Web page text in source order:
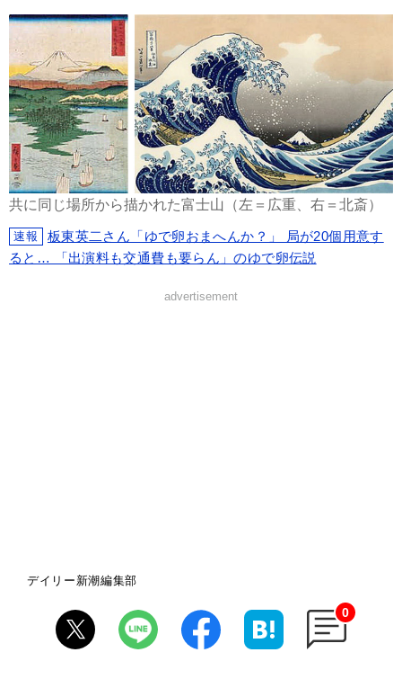
共に同じ場所から描かれた富士山（左＝広重、右＝北斎）
速報
板東英二さん「ゆで卵おまへんか？」 局が20個用意す
ると… 「出演料も交通費も要らん」のゆで卵伝説
advertisement
デイリー新潮編集部
0